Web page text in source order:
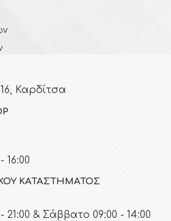
Καρδίτσα
16:00
ΚΑΤΑΣΤΉΜΑΤΟΣ
21:00 & Σάββατο 09:00 - 14:00